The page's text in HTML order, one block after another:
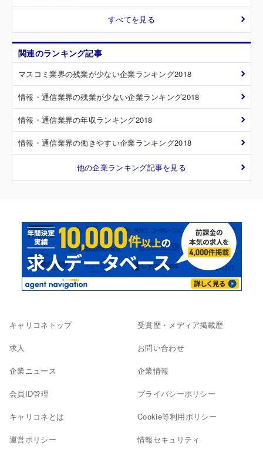
すべてを見る
関連のランキング記事
マスコミ業界の残業が少ない企業ランキング2018
情報・通信業界の残業が少ない企業ランキング2018
情報・通信業界の年収ランキング2018
情報・通信業界の働きやすい企業ランキング2018
他の企業ランキング記事を見る
キャリコネトップ
求人
企業ニュース
会員ID管理
キャリコネとは
運営ポリシー
受賞歴・メディア掲載歴
お問い合わせ
企業情報
プライバシーポリシー
Cookie等利用ポリシー
情報セキュリティ